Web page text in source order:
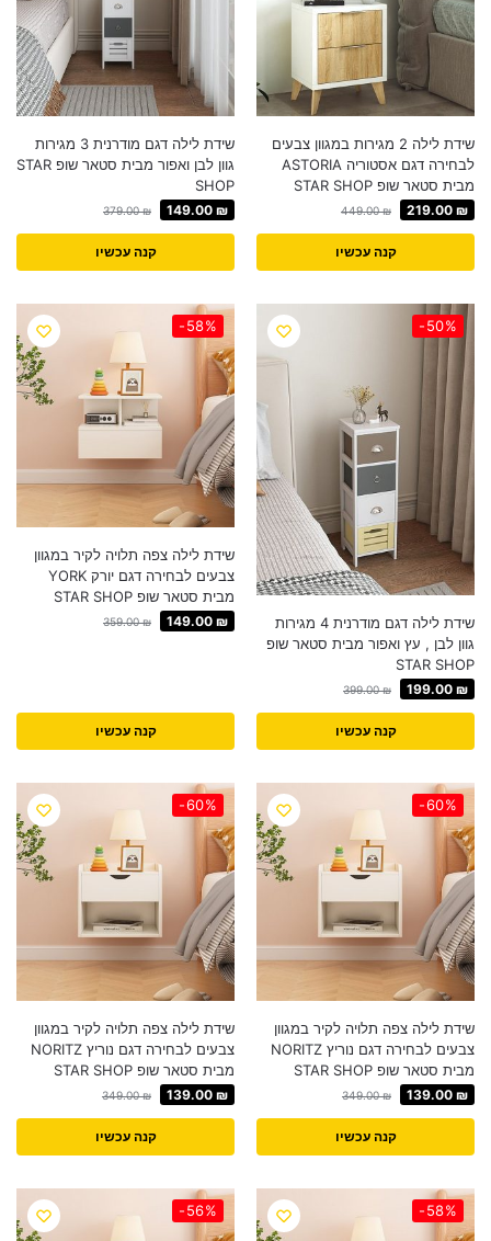
שידת לילה 2 מגירות במגוון צבעים
לבחירה דגם אסטוריה ASTORIA
מבית סטאר שופ STAR SHOP
449.00₪ 219.00 ₪
קנה עכשיו
שידת לילה דגם מודרנית 3 מגירות
גוון לבן ואפור מבית סטאר שופ STAR
SHOP
379.00₪ 149.00 ₪
קנה עכשיו
-50%
שידת לילה דגם מודרנית 4 מגירות
גוון לבן , עץ ואפור מבית סטאר שופ
STAR SHOP
399.00₪ 199.00 ₪
קנה עכשיו
-58%
שידת לילה צפה תלויה לקיר במגוון
צבעים לבחירה דגם יורק YORK
מבית סטאר שופ STAR SHOP
359.00₪ 149.00 ₪
קנה עכשיו
-60%
שידת לילה צפה תלויה לקיר במגוון
צבעים לבחירה דגם נוריץ NORITZ
מבית סטאר שופ STAR SHOP
349.00₪ 139.00 ₪
קנה עכשיו
-60%
שידת לילה צפה תלויה לקיר במגוון
צבעים לבחירה דגם נוריץ NORITZ
מבית סטאר שופ STAR SHOP
349.00₪ 139.00 ₪
קנה עכשיו
-58%
-56%